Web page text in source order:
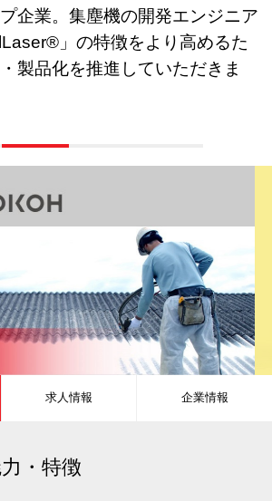
企業。集塵機の開発エンジニア
」の特徴をより高めるた
製品化を推進していただきま
求人情報 企業情報
・特徴